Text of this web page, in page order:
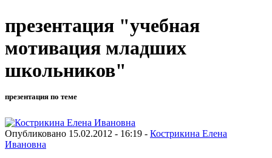
презентация "учебная
мотивация младших
школьников"
презентация по теме
Опубликовано 15.02.2012 - 16:19 - Кострикина Елена
Ивановна